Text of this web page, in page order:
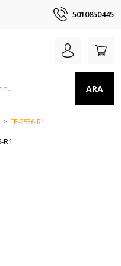
5010850445
ARA
FB-2536-R1